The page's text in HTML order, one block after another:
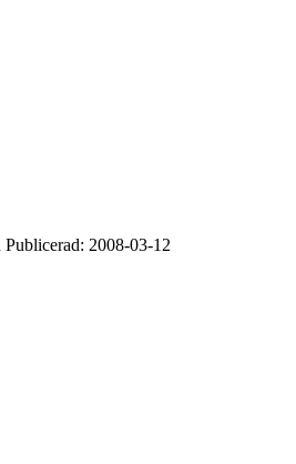
2008-03-12